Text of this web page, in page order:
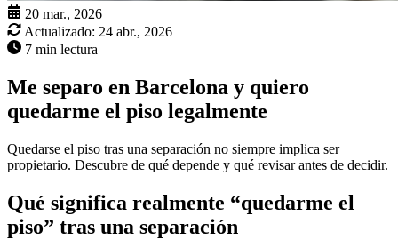
20 mar., 2026
Actualizado: 24 abr., 2026
7 min lectura
Me separo en Barcelona y quiero
quedarme el piso legalmente
Quedarse el piso tras una separación no siempre implica ser
propietario. Descubre de qué depende y qué revisar antes de decidir.
Qué significa realmente “quedarme el
piso” tras una separación